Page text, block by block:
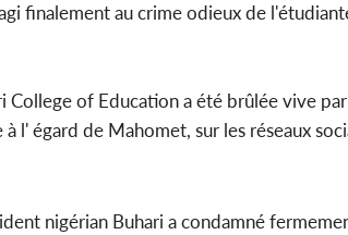
finalement au crime odieux de
of Education a été brûlée vive
l' égard de Mahomet, sur les réseaux
nigérian Buhari a condamné